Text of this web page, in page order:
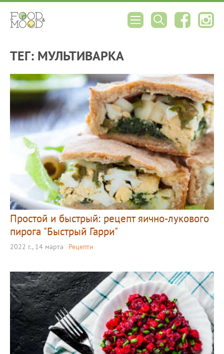
ТЕГ: МУЛЬТИВАРКА
Простой и быстрый: рецепт яично-лукового
пирога "Быстрый Гарри"
2022 г., 14 марта Рецепти